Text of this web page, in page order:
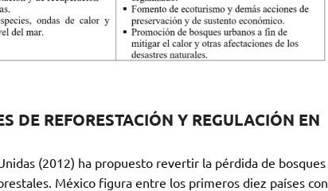
DE REFORESTACIÓN Y REGULACIÓN EN
(2012) ha propuesto revertir la pérdida de bosques
México figura entre los primeros diez países con